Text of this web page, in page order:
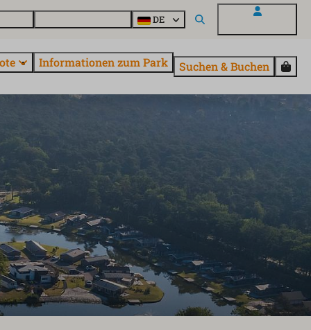
DE
Informationen zum Park Suchen & Buchen